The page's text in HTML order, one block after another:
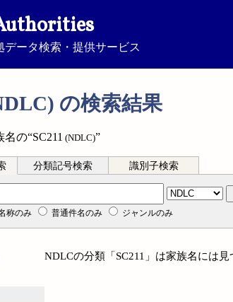
データ検索・提供サービス
の検索結果
の“SC211 (NDLC)”
分類記号検索 識別子検索
称のみ 普通件名のみ ジャンルのみ
NDLCの分類「SC211」は家族名には見